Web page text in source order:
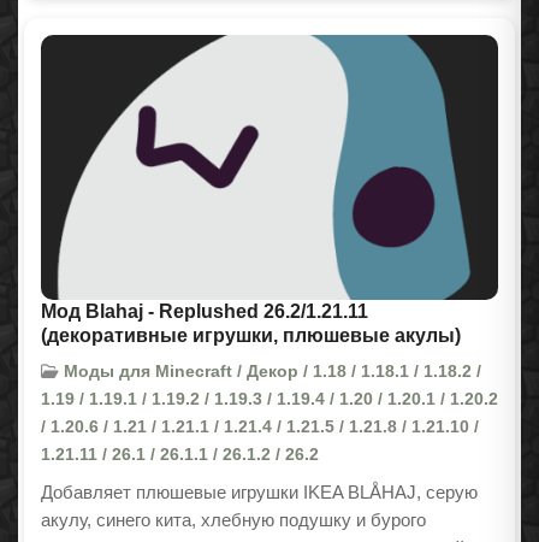
Мод Blahaj - Replushed 26.2/1.21.11
(декоративные игрушки, плюшевые акулы)
Моды для Minecraft / Декор / 1.18 / 1.18.1 / 1.18.2 /
1.19 / 1.19.1 / 1.19.2 / 1.19.3 / 1.19.4 / 1.20 / 1.20.1 / 1.20.2
/ 1.20.6 / 1.21 / 1.21.1 / 1.21.4 / 1.21.5 / 1.21.8 / 1.21.10 /
1.21.11 / 26.1 / 26.1.1 / 26.1.2 / 26.2
Добавляет плюшевые игрушки IKEA BLÅHAJ, серую
акулу, синего кита, хлебную подушку и бурого